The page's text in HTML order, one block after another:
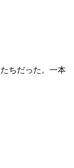
ちだった。一本